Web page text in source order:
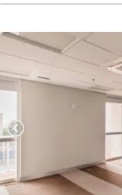
chevron_left